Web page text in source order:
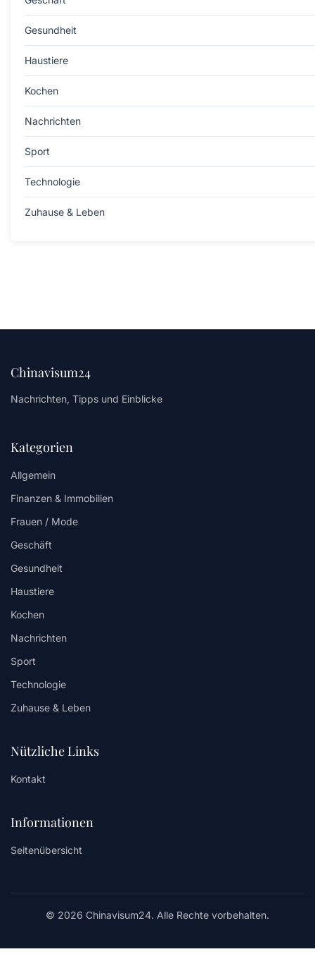
Gesundheit
Haustiere
Kochen
Nachrichten
Sport
Technologie
Zuhause & Leben
Chinavisum24
Nachrichten, Tipps und Einblicke
Kategorien
Allgemein
Finanzen & Immobilien
Frauen / Mode
Geschäft
Gesundheit
Haustiere
Kochen
Nachrichten
Sport
Technologie
Zuhause & Leben
Nützliche Links
Kontakt
Informationen
Seitenübersicht
© 2026 Chinavisum24. Alle Rechte vorbehalten.